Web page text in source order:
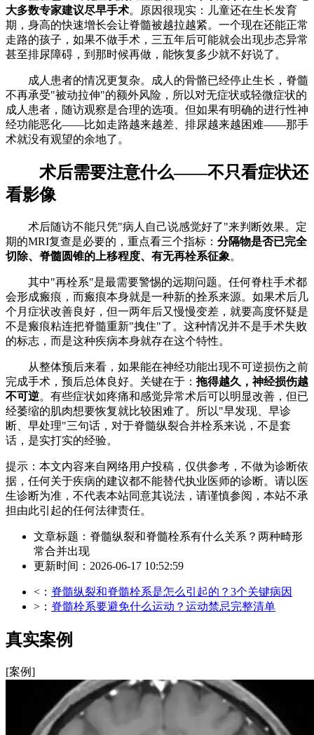
大多数专家建议尽早手术。原因很现实：儿童还在生长发育
期，身高的快速增长会让脊髓被越拉越紧。一个现在还能正常
走路的孩子，如果不做手术，三五年后可能就会出现步态异常
甚至排尿障碍，到那时候再做，能恢复多少就不好说了。
成人患者的情况更复杂。成人的骨骼已经停止生长，脊髓
不再承受"被动拉伸"的额外风险，所以对无症状或轻微症状的
成人患者，随访观察是合理的选项。但如果有明确的进行性神
经功能恶化——比如走路越来越差、排尿越来越困难——那手
术就没有观望的余地了。
术后需要注意什么——不只看症状还
看影像
术后随访不能只凭"病人自己说感觉好了"来判断效果。定
期的MRI复查是必要的，重点看三个指标： 分隔物是否已完全
切除、脊髓圆锥的上移程度、有无再栓系征象。
其中"再栓系"是最需要警惕的远期问题。任何脊柱手术都
会形成瘢痕，而瘢痕本身就是一种新的拴系来源。如果术后几
个月症状改善良好，但一两年后又慢慢变差，就要高度怀疑是
不是瘢痕粘连把脊髓重新"拽住"了。这种情况并不是手术失败
的标志，而是这种疾病本身就存在这个特性。
从整体预后来看，如果能在神经功能出现不可逆损伤之前
完成手术，预后总体良好。关键在于： 拖得越久，神经损伤越
不可逆。有些症状如疼痛和感觉异常术后可以明显改善，但已
经萎缩的肌肉想要恢复就比较困难了。所以"早发现、早诊
断、早处理"三句话，对于脊髓纵裂合并栓系来说，不是套
话，是实打实的经验。
提示：本文内容来自网络用户投稿，仅供参考，不做为诊断依
据，任何关于疾病的建议都不能替代执业医师的诊断。请以医
生诊断为准，不代表本站同意其说法，请谨慎参阅，本站不承
担由此引起的任何法律责任。
文章标题：脊髓纵裂和脊髓栓系有什么关系？两种畸形
常合并出现
更新时间：2026-06-17 10:52:59
<： 脊髓纵裂和脊髓栓系是怎么引起的？3个关键病因
>： 脊髓栓系要避免什么运动？运动禁忌完整清单
真实案例
[案例]